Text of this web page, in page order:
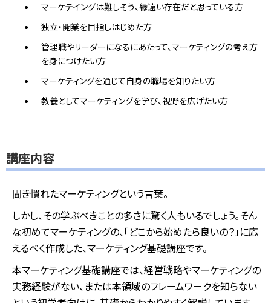
マーケテイングは難しそう、縁遠い存在だと思っている方
独立・開業を目指しはじめた方
管理職やリーダーになるにあたって、マーケティングの考え方
を身につけたい方
マーケティングを通じて自身の職場を知りたい方
教養としてマーケティングを学び、視野を広げたい方
講座内容
聞き慣れたマーケティングという言葉。
しかし、その学ぶべきことの多さに驚く人もいるでしょう。そん
な初めてマーケティングの、「どこから始めたら良いの？」に応
えるべく作成した、マーケティング基礎講座です。
本マーケティング基礎講座では、経営戦略やマーケティングの
実務経験がない、または本領域のフレームワークを知らない